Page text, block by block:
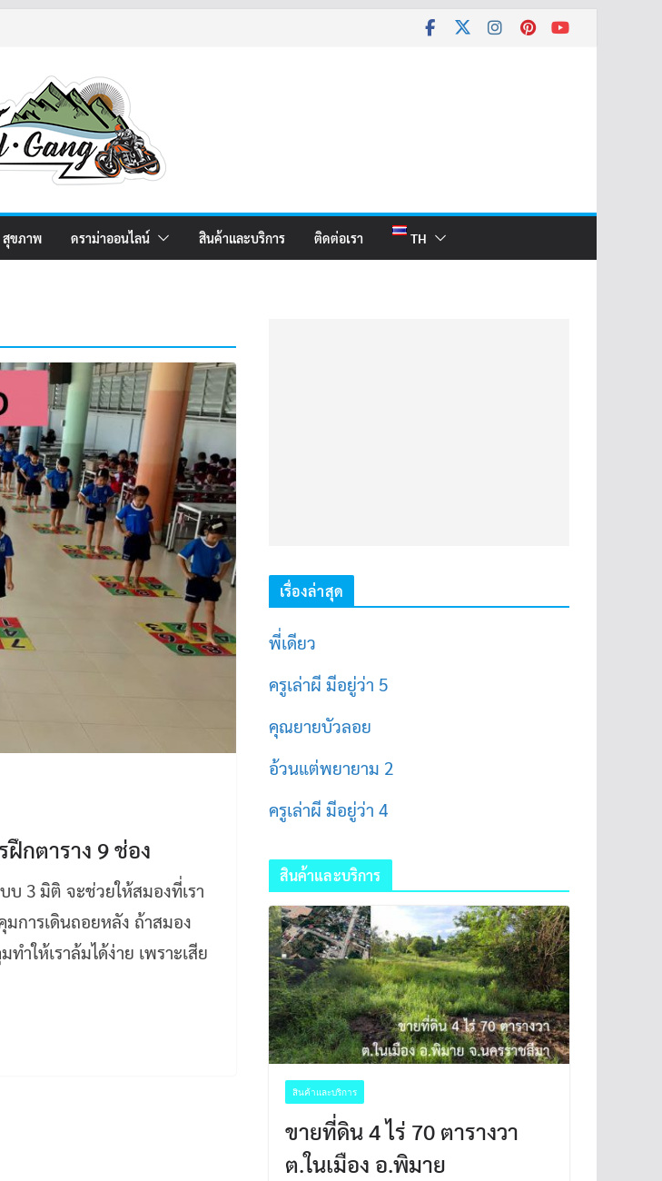
สุขภาพ ดราม่าออนไลน์ สินค้าและบริการ ติดต่อเรา TH
กตาราง 9 ช่อง
บ 3 มิติ จะช่วยให้สมองที่เรา
การเดินถอยหลัง ถ้าสมอง
ำให้เราล้มได้ง่าย เพราะเสีย
เรื่องล่าสุด
พี่เดียว
ครูเล่าผี มีอยู่ว่า 5
คุณยายบัวลอย
อ้วนแต่พยายาม 2
ครูเล่าผี มีอยู่ว่า 4
สินค้าและบริการ
สินค้าและบริการ
ขายที่ดิน 4 ไร่ 70 ตารางวา
ต.ในเมือง อ.พิมาย